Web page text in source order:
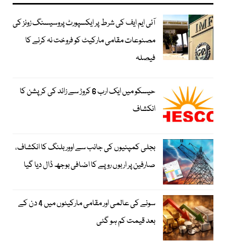
آئی ایم ایف کی شرط پر ایکسپورٹ پروسیسنگ زونز کی
مصنوعات مقامی مارکیٹ کو فروخت نہ کرنے کا
فیصلہ
حیسکو میں ایک ارب 6 کروڑ سے زائد کی کرپشن کا
انکشاف
بجلی کمپنیوں کی جانب سے اوور بلنگ کا انکشاف،
صارفین پر اربوں روپے کا اضافی بوجھ ڈال دیا گیا
سونے کی عالمی اور مقامی مارکیٹوں میں 4 دن کے
بعد قیمت کم ہو گئی